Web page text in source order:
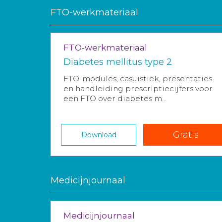
FTO-werkmateriaal
FTO-werkmateriaal
Diabetes mellitus type 2
FTO-modules, casuïstiek, presentaties
en handleiding prescriptiecijfers voor
een FTO over diabetes m...
Download Gratis
Medicijnjournaal
Medicijnjournaal